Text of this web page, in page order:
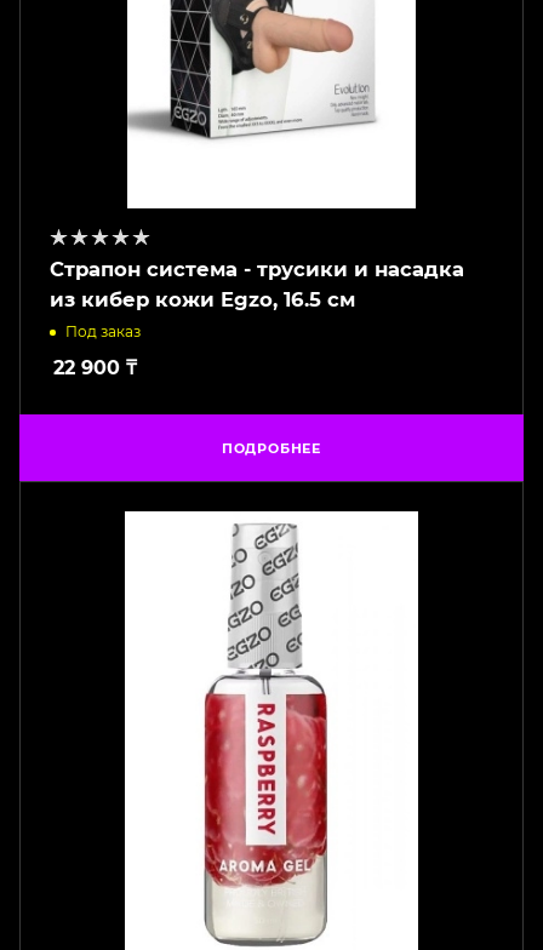
Страпон система - трусики и насадка
из кибер кожи Egzo, 16.5 см
Под заказ
22 900 ₸
ПОДРОБНЕЕ